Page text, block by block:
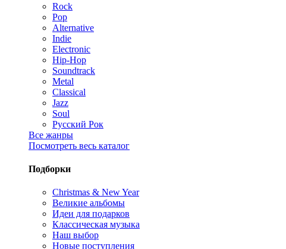
Rock
Pop
Alternative
Indie
Electronic
Hip-Hop
Soundtrack
Metal
Classical
Jazz
Soul
Русский Рок
Все жанры
Посмотреть весь каталог
Подборки
Christmas & New Year
Великие альбомы
Идеи для подарков
Классическая музыка
Наш выбор
Новые поступления